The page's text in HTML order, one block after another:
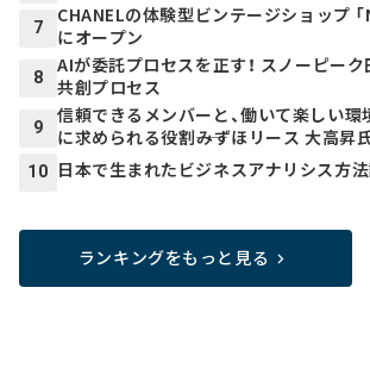
7
CHANELの体験型ビンテージショップ
にオープン
8
AIが委託プロセスを正す！ スノーピー
共創プロセス
9
信頼できるメンバーと、働いて楽しい環
に求められる役割――みずほリース 大高昇
10 日本で生まれたビジネスアナリシス方法
ランキングをもっと見る